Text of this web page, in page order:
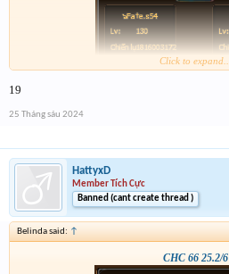
Click to expand...
19
25 Tháng sáu 2024
HattyxD
Member Tích Cực
Banned (cant create thread )
Belinda said: ↑
CHC 66 25.2/6